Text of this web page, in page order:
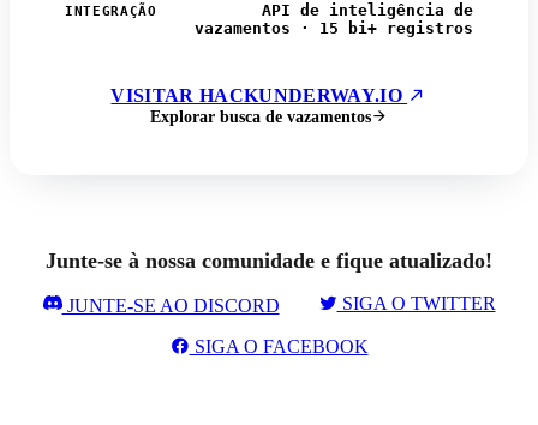
INTEGRAÇÃO
API de inteligência de
vazamentos · 15 bi+ registros
VISITAR HACKUNDERWAY.IO
Explorar busca de vazamentos
Junte-se à nossa comunidade e fique atualizado!
JUNTE-SE AO DISCORD SIGA O TWITTER
SIGA O FACEBOOK